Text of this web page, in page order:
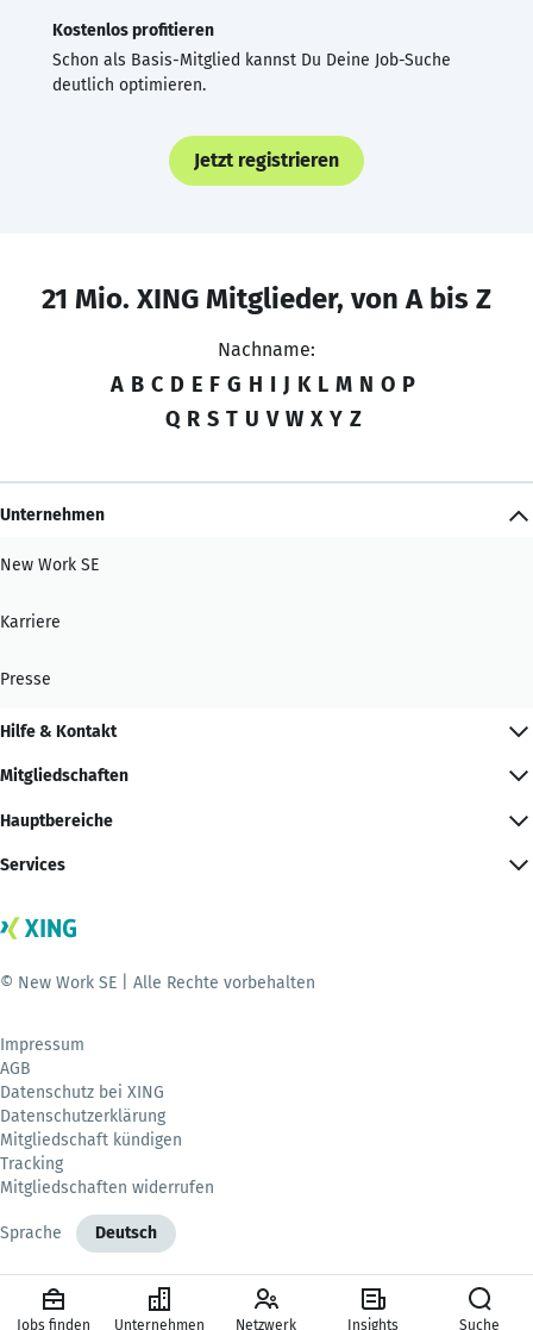
Kostenlos profitieren
Schon als Basis-Mitglied kannst Du Deine Job-Suche
deutlich optimieren.
Jetzt registrieren
21 Mio. XING Mitglieder, von A bis Z
Nachname:
A B C D E F G H I J K L M N O P
Q R S T U V W X Y Z
Unternehmen
New Work SE
Karriere
Presse
Hilfe & Kontakt
Mitgliedschaften
Hauptbereiche
Services
© New Work SE | Alle Rechte vorbehalten
Impressum
AGB
Datenschutz bei XING
Datenschutzerklärung
Mitgliedschaft kündigen
Tracking
Mitgliedschaften widerrufen
Sprache Deutsch
Jobs finden Unternehmen Netzwerk Insights Suche